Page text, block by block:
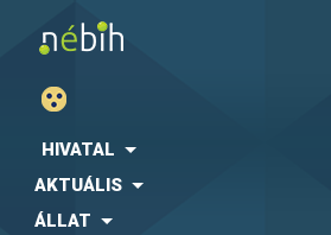
HIVATAL
AKTUÁLIS
ÁLLAT